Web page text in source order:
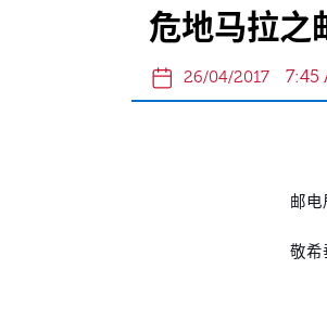
危地马拉之
26/04/2017 7:45
邮电
敬希